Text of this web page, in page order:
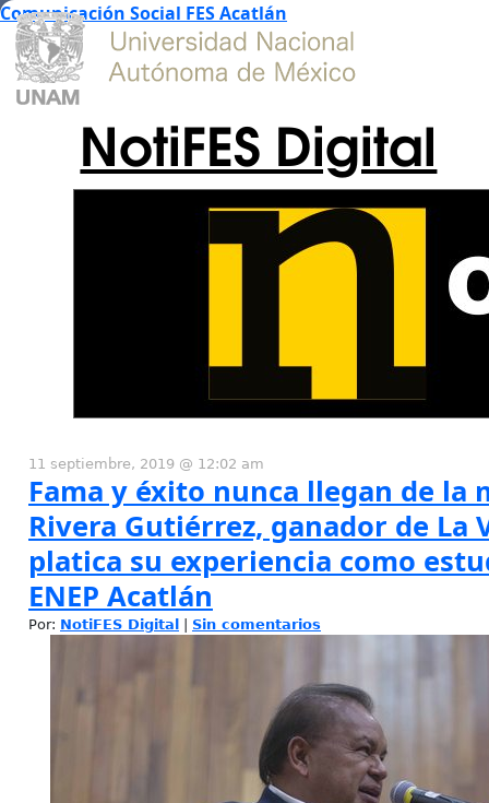
Comunicación Social FES Acatlán
NotiFES Digital
11 septiembre, 2019 @ 12:02 am
Fama y éxito nunca llegan de la
Rivera Gutiérrez, ganador de La
platica su experiencia como
ENEP Acatlán
Por: NotiFES Digital Sin comentarios